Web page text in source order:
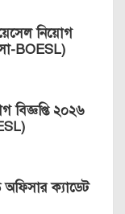
নিয়োগ
BOESL)
২০২৬
অফিসার ক্যাডেট